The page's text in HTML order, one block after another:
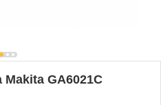
GA6021C